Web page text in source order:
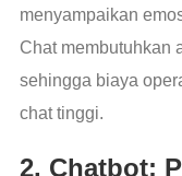
menyampaikan
Chat membutuhkan
sehingga biaya
chat tinggi.
2. Chatbot: